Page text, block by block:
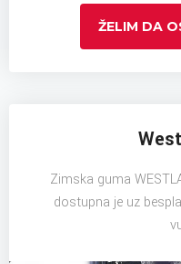
ŽELIM DA
Zimska guma
dostupna je uz